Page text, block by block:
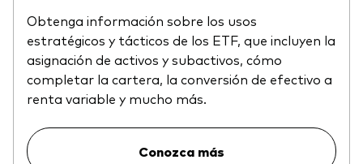
Obtenga información sobre los usos
estratégicos y tácticos de los ETF, que incluyen la
asignación de activos y subactivos, cómo
completar la cartera, la conversión de efectivo a
renta variable y mucho más.
Conozca más